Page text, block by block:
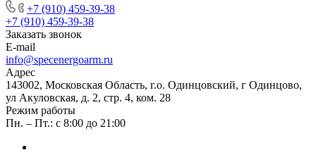
+7 (910) 459-39-38
+7 (910) 459-39-38
Заказать звонок
E-mail
info@specenergoarm.ru
Адрес
143002, Московская Область, г.о. Одинцовский, г Одинцово,
ул Акуловская, д. 2, стр. 4, ком. 28
Режим работы
Пн. – Пт.: с 8:00 до 21:00